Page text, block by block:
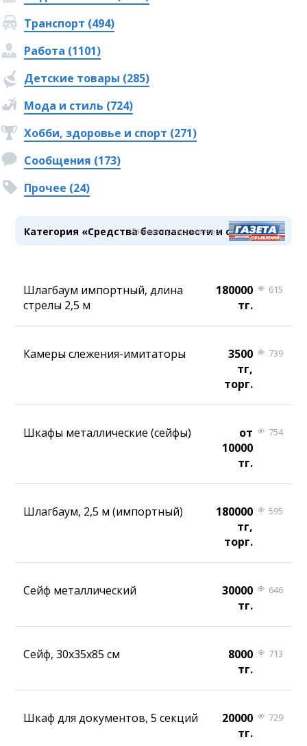
Транспорт (494)
Работа (1101)
Детские товары (285)
Мода и стиль (724)
Хобби, здоровье и спорт (271)
Сообщения (173)
Прочее (24)
Категория «Средства безопасности и охраны»
Данные предоставлены
Шлагбаум импортный, длина
стрелы 2,5 м
180000
тг.
615
Камеры слежения-имитаторы
3500
тг,
торг.
739
Шкафы металлические (сейфы)
от
10000
тг.
754
Шлагбаум, 2,5 м (импортный)
180000
тг,
торг.
595
Сейф металлический
30000
тг.
646
Сейф, 30х35х85 см
8000
тг.
713
Шкаф для документов, 5 секций
20000
тг.
729